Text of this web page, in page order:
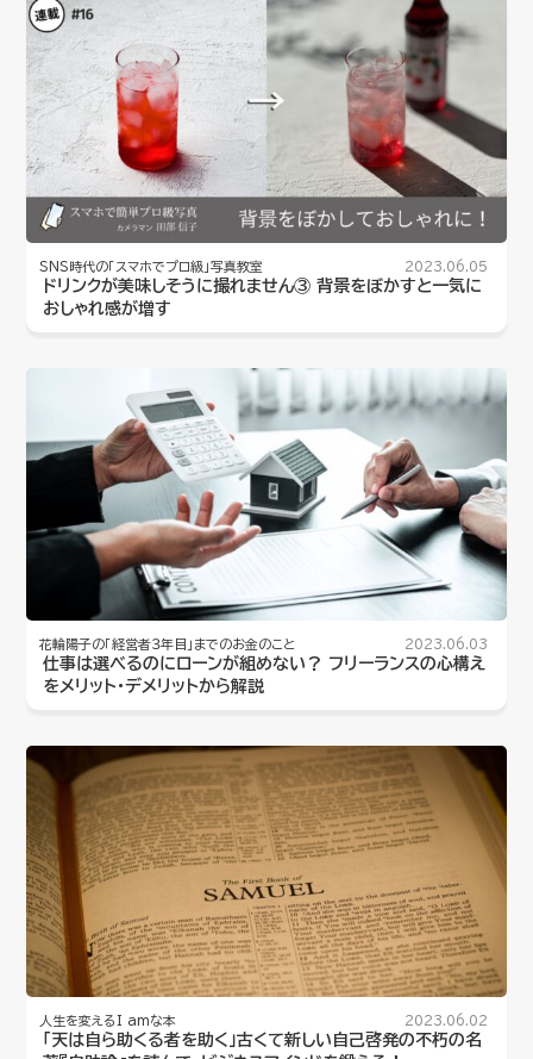
SNS時代の「スマホでプロ級」写真教室 2023.06.05
ドリンクが美味しそうに撮れません③ 背景をぼかすと一気に
おしゃれ感が増す
花輪陽子の「経営者３年目」までのお金のこと 2023.06.03
仕事は選べるのにローンが組めない？ フリーランスの心構え
をメリット・デメリットから解説
人生を変えるI amな本 2023.06.02
「天は自ら助くる者を助く」古くて新しい自己啓発の不朽の名